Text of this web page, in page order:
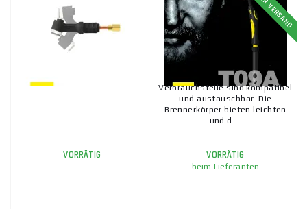
VORRÄTIG
Verbrauchsteile sind kompatibel
und austauschbar. Die
Brennerkörper bieten leichten
und d ...
VORRÄTIG
beim Lieferanten